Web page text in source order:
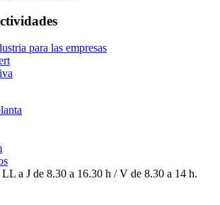
para las empresas
a J de 8.30 a 16.30 h / V de 8.30 a 14 h.